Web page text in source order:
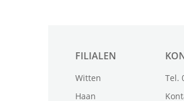
FILIALEN
Witten
Haan
Tel.